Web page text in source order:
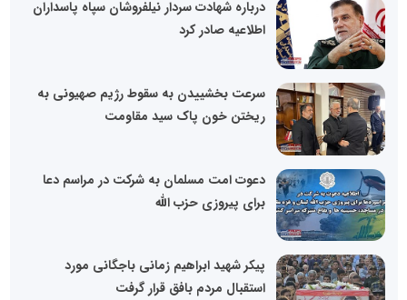
درباره شهادت سردار نیلفروشان سپاه پاسداران
اطلاعیه صادر کرد
سرعت بخشییدن به سقوط رژیم صهیونی به
ریختن خون پاک سید مقاومت
دعوت امت مسلمان به شرکت در مراسم دعا
برای پیروزی حزب الله
پیکر شهید ابراهیم زمانی باجگانی مورد
استقبال مردم بافق قرار گرفت